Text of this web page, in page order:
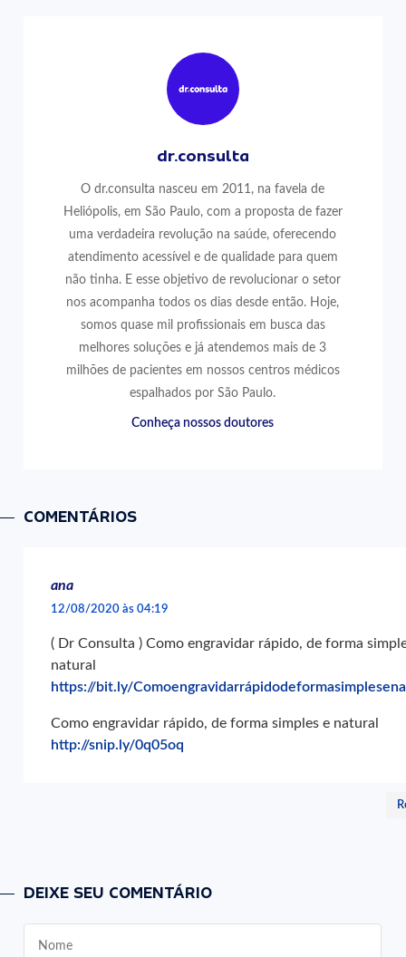
dr.consulta
O dr.consulta nasceu em 2011, na favela de
Heliópolis, em São Paulo, com a proposta de fazer
uma verdadeira revolução na saúde, oferecendo
atendimento acessível e de qualidade para quem
não tinha. E esse objetivo de revolucionar o setor
nos acompanha todos os dias desde então. Hoje,
somos quase mil profissionais em busca das
melhores soluções e já atendemos mais de 3
milhões de pacientes em nossos centros médicos
espalhados por São Paulo.
Conheça nossos doutores
COMENTÁRIOS
ana
12/08/2020 às 04:19
( Dr Consulta ) Como engravidar rápido, de forma
natural
https://bit.ly/
Como engravidar rápido, de forma simples e natural
http://snip.ly/0q05oq
DEIXE SEU COMENTÁRIO